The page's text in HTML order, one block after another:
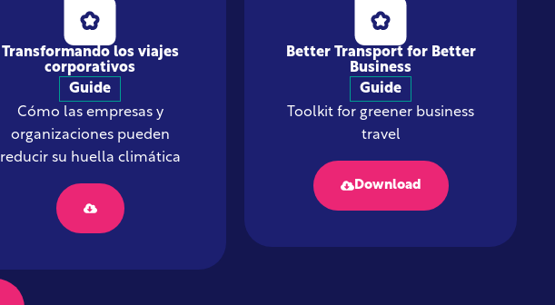
Transformando los viajes
corporativos
Guide
Cómo las empresas y
organizaciones pueden
reducir su huella climática
Better Transport for Better
Business
Guide
Toolkit for greener business
travel
Download